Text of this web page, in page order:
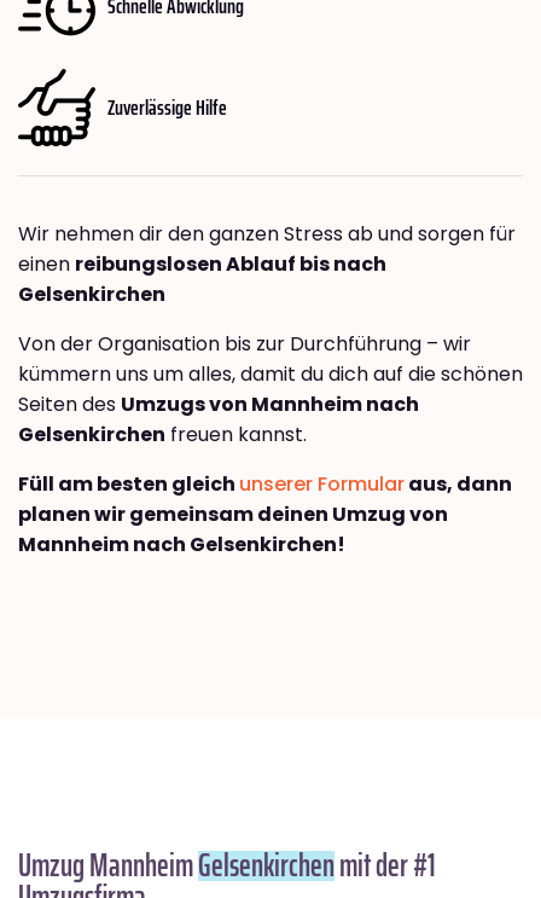
Zuverlässige Hilfe
Wir nehmen dir den ganzen Stress ab und sorgen für
einen reibungslosen Ablauf bis nach
Gelsenkirchen
Von der Organisation bis zur Durchführung – wir
kümmern uns um alles, damit du dich auf die schönen
Seiten des Umzugs von Mannheim nach
Gelsenkirchen freuen kannst.
Füll am besten gleich unserer Formularaus, dann
planen wir gemeinsam deinen Umzug von
Mannheim nach Gelsenkirchen!
Umzug MannheimGelsenkirchenmit der #1